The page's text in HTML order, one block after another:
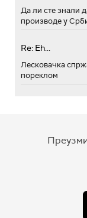
Да ли сте знали
производе у
Re: Eh...
Лесковачка
пореклом